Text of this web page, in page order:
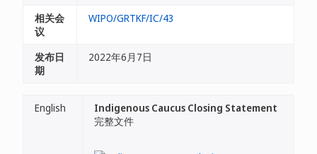
相关会
议
WIPO/GRTKF/IC/43
发布日
期
2022年6月7日
English
Indigenous Caucus Closing Statement
完整文件